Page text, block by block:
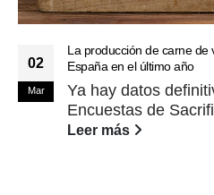
02
Mar
La producción de carne de
España en el último año
Ya hay datos
Encuestas de
Leer más